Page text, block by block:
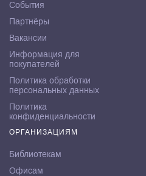
События
Партнёры
Вакансии
Информация для
покупателей
Политика обработки
персональных данных
Политика
конфиденциальности
ОРГАНИЗАЦИЯМ
Библиотекам
Офисам